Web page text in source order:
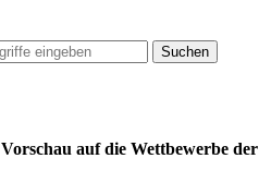
Suchen
auf die Wettbewerbe der